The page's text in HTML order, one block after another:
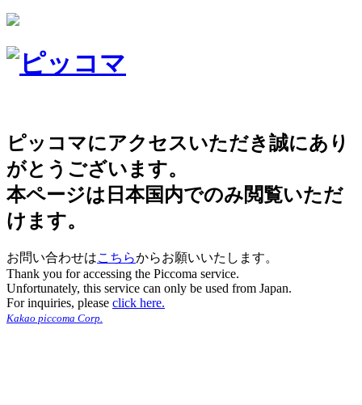
ピッコマにアクセスいただき誠にあり
がとうございます。
本ページは日本国内でのみ閲覧いただ
けます。
お問い合わせはこちらからお願いいたします。
Thank you for accessing the Piccoma service.
Unfortunately, this service can only be used from Japan.
For inquiries, please click here.
Kakao piccoma Corp.